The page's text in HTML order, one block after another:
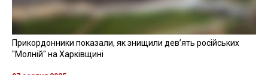
Прикордонники показали, як знищили девʼять російських
"Молній" на Харківщині